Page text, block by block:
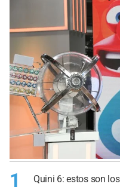
1 Quini 6: estos son